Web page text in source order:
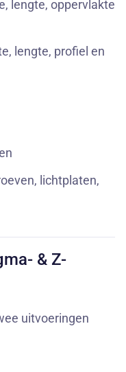
lengte, oppervlakte
lengte, profiel en
lichtplaten,
& Z-
uitvoeringen